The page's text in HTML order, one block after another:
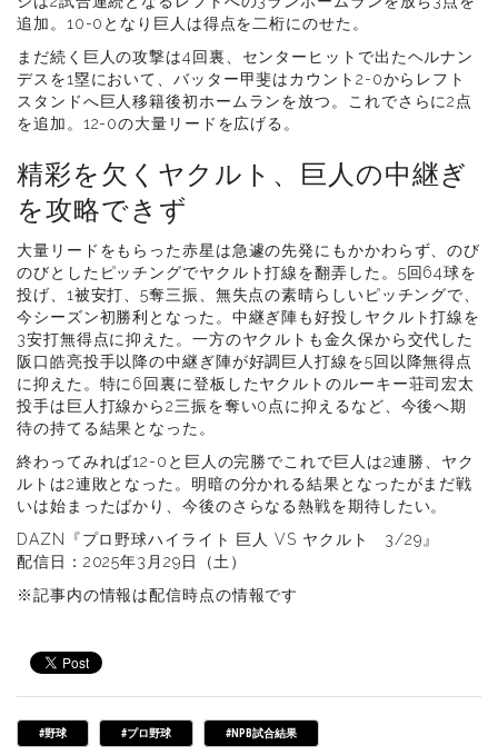
追加。10-0となり巨人は得点を二桁にのせた。
まだ続く巨人の攻撃は4回裏、センターヒットで出たヘルナン
デスを1塁において、バッター甲斐はカウント2-0からレフト
スタンドへ巨人移籍後初ホームランを放つ。これでさらに2点
を追加。12-0の大量リードを広げる。
精彩を欠くヤクルト、巨人の中継ぎ
を攻略できず
大量リードをもらった赤星は急遽の先発にもかかわらず、のび
のびとしたピッチングでヤクルト打線を翻弄した。5回64球を
投げ、1被安打、5奪三振、無失点の素晴らしいピッチングで、
今シーズン初勝利となった。中継ぎ陣も好投しヤクルト打線を
3安打無得点に抑えた。一方のヤクルトも金久保から交代した
阪口皓亮投手以降の中継ぎ陣が好調巨人打線を5回以降無得点
に抑えた。特に6回裏に登板したヤクルトのルーキー荘司宏太
投手は巨人打線から2三振を奪い0点に抑えるなど、今後へ期
待の持てる結果となった。
終わってみれば12-0と巨人の完勝でこれで巨人は2連勝、ヤク
ルトは2連敗となった。明暗の分かれる結果となったがまだ戦
いは始まったばかり、今後のさらなる熱戦を期待したい。
DAZN『プロ野球ハイライト 巨人 VS ヤクルト 3/29』
配信日：2025年3月29日（土）
※記事内の情報は配信時点の情報です
#野球 #プロ野球 #NPB試合結果